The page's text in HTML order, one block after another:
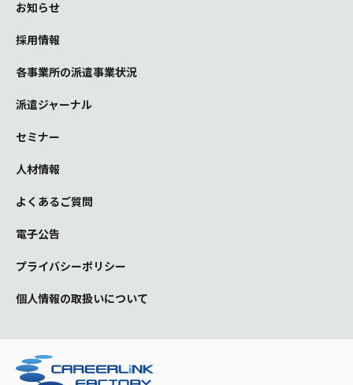
お知らせ
採用情報
各事業所の派遣事業状況
派遣ジャーナル
セミナー
人材情報
よくあるご質問
電子公告
プライバシーポリシー
個人情報の取扱いについて